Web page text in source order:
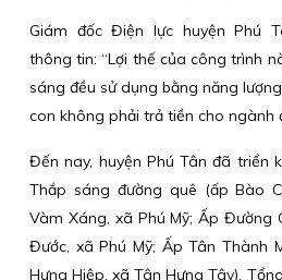
Giám đốc Điện lực huyện Phú
thông tin: “Lợi thế của công trình
sáng đều sử dụng bằng năng
con không phải trả tiền cho ngành
Đến nay, huyện Phú Tân đã triển
Thắp sáng đường quê (ấp Bào
Vàm Xáng, xã Phú Mỹ; Ấp Đường
Đước, xã Phú Mỹ; Ấp Tân Thành
Hưng Hiệp, xã Tân Hưng Tây).